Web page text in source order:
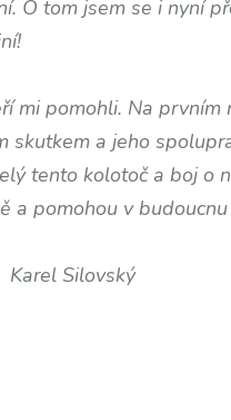
O tom jsem se i nyní
mi pomohli. Na prvním
a jeho
tento kolotoč a boj o
a pomohou v